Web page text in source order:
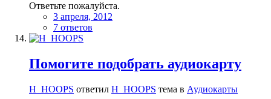
Ответьте пожалуйста.
3 апреля, 2012
7 ответов
Помогите подобрать аудиокарту
H_HOOPS ответил H_HOOPS тема в Аудиокарты